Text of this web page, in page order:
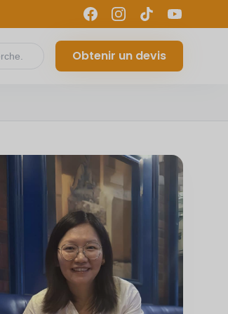
Obtenir un devis